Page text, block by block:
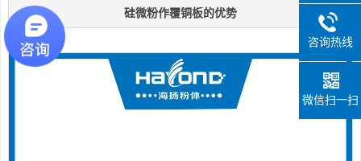
硅微粉作覆铜板的优势
咨询热线
微信扫一扫